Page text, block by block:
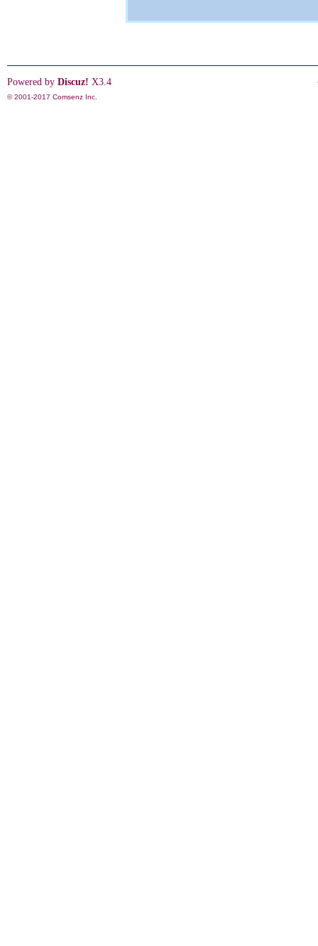
Powered by Discuz! X3.4
© 2001-2017 Comsenz Inc.